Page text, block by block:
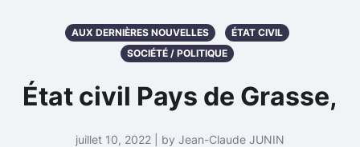
AUX DERNIÈRES NOUVELLES
ÉTAT CIVIL
SOCIÉTÉ / POLITIQUE
État civil Pays de Grasse,
juillet 10, 2022 | by Jean-Claude JUNIN